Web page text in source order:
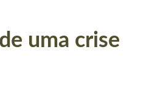
uma crise